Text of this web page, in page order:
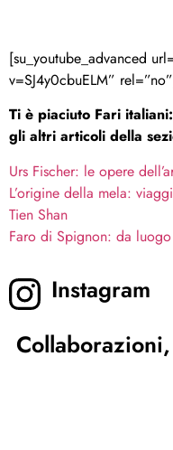
[su_youtube_advanced
v=SJ4y0cbuELM”
Ti è piaciuto Fari
gli altri articoli della
Urs Fischer: le opere
L’origine della mela:
Tien Shan
Faro di Spignon: da
Instagram